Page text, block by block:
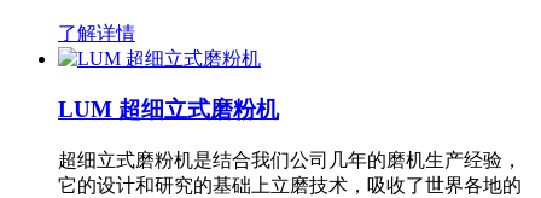
了解详情
LUM 超细立式磨粉机
超细立式磨粉机是结合我们公司几年的磨机生产经验，
它的设计和研究的基础上立磨技术，吸收了世界各地的